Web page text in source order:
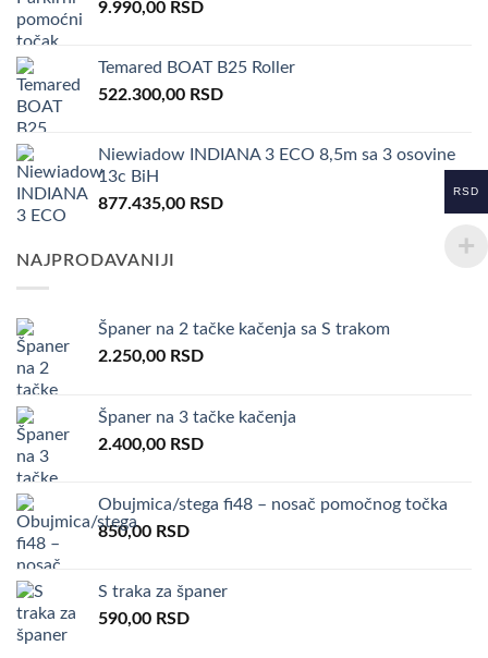
9.990,00 RSD
Temared BOAT B25 Roller
522.300,00 RSD
Niewiadow INDIANA 3 ECO 8,5m sa 3 osovine
13c BiH
877.435,00 RSD
NAJPRODAVANIJI
Španer na 2 tačke kačenja sa S trakom
2.250,00 RSD
Španer na 3 tačke kačenja
2.400,00 RSD
Obujmica/stega fi48 – nosač pomočnog točka
850,00 RSD
S traka za španer
590,00 RSD
RSD